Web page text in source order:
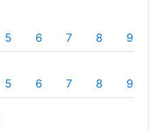
5 6 7 8 9
5 6 7 8 9